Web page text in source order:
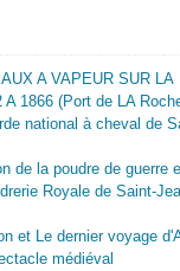
A VAPEUR SUR LA
1866 (Port de LA
national à cheval de
de la poudre de guerre
Royale de Saint-
et Le dernier voyage
médiéval